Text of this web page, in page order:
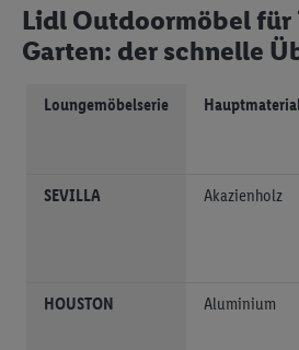
Lidl Outdoormöbel für
Garten: der schnelle
Loungemöbelserie
SEVILLA Akazienholz
HOUSTON Aluminium